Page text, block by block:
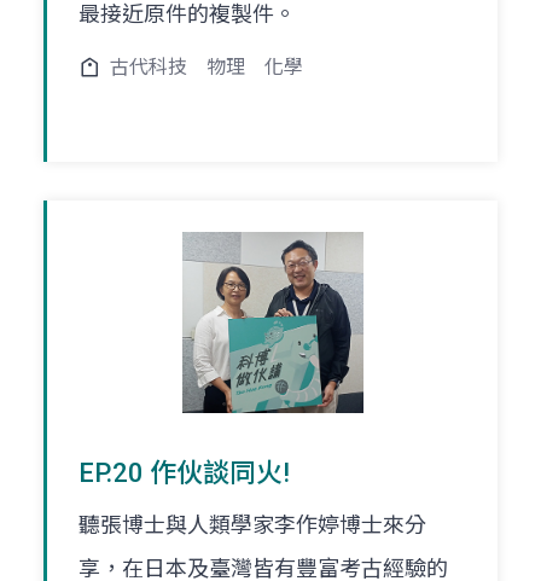
最接近原件的複製件。
古代科技 物理 化學
EP.20 作伙談同火!
聽張博士與人類學家李作婷博士來分
享，在日本及臺灣皆有豐富考古經驗的